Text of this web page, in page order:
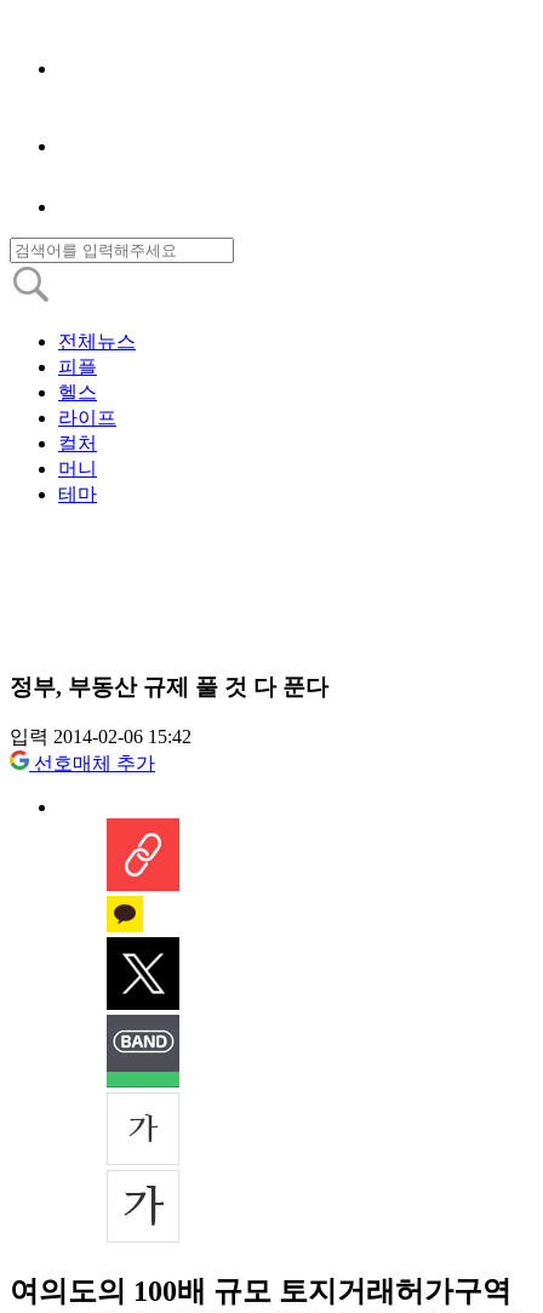
전체뉴스
피플
헬스
라이프
컬처
머니
테마
정부, 부동산 규제 풀 것 다 푼다
입력 2014-02-06 15:42
선호매체 추가
여의도의 100배 규모 토지거래허가구역